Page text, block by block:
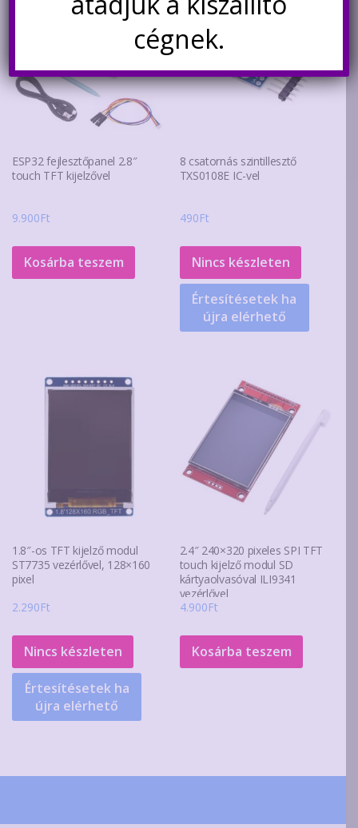
ESP32 fejlesztőpanel 2.8″
touch TFT kijelzővel
9.900Ft
Kosárba teszem
8 csatornás szintillesztő
TXS0108E IC-vel
490Ft
Nincs készleten
Értesítésetek ha
újra elérhető
1.8″-os TFT kijelző modul
ST7735 vezérlővel, 128×160
pixel
2.290Ft
Nincs készleten
Értesítésetek ha
újra elérhető
2.4″ 240×320 pixeles SPI TFT
touch kijelző modul SD
kártyaolvasóval ILI9341
vezérlővel
4.900Ft
Kosárba teszem
cégnek.